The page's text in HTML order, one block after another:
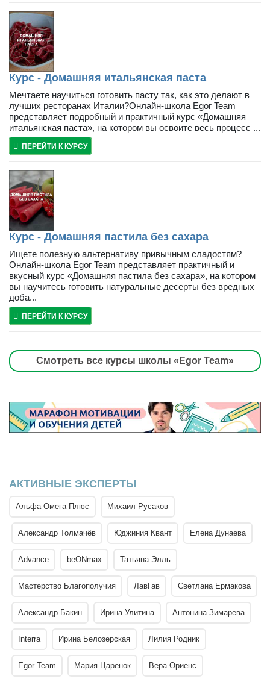
Курс - Домашняя итальянская паста
Мечтаете научиться готовить пасту так, как это делают в
лучших ресторанах Италии?Онлайн-школа Egor Team
представляет подробный и практичный курс «Домашняя
итальянская паста», на котором вы освоите весь процесс ...
ПЕРЕЙТИ К КУРСУ
Курс - Домашняя пастила без сахара
Ищете полезную альтернативу привычным сладостям?
Онлайн-школа Egor Team представляет практичный и
вкусный курс «Домашняя пастила без сахара», на котором
вы научитесь готовить натуральные десерты без вредных
доба...
ПЕРЕЙТИ К КУРСУ
Смотреть все курсы школы «Egor Team»
АКТИВНЫЕ ЭКСПЕРТЫ
Альфа-Омега Плюс Михаил Русаков
Александр Толмачёв Юджиния Квант Елена Дунаева
Advance beONmax Татьяна Элль
Мастерство Благополучия ЛавГав Светлана Ермакова
Александр Бакин Ирина Улитина Антонина Зимарева
Interra Ирина Белозерская Лилия Родник
Egor Team Мария Царенок Вера Ориенс